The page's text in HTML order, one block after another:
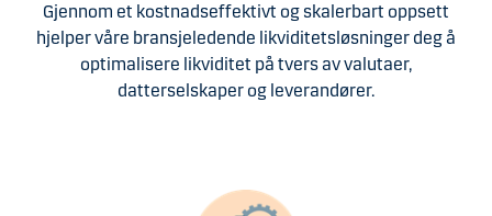
Gjennom et kostnadseffektivt og skalerbart oppsett
hjelper våre bransjeledende likviditetsløsninger deg å
optimalisere likviditet på tvers av valutaer,
datterselskaper og leverandører.